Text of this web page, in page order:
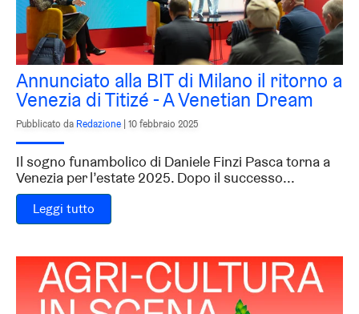
Annunciato alla BIT di Milano il ritorno a
Venezia di Titizé - A Venetian Dream
Pubblicato da Redazione 10 febbraio 2025
Il sogno funambolico di Daniele Finzi Pasca torna a
Venezia per l’estate 2025. Dopo il successo...
Leggi tutto